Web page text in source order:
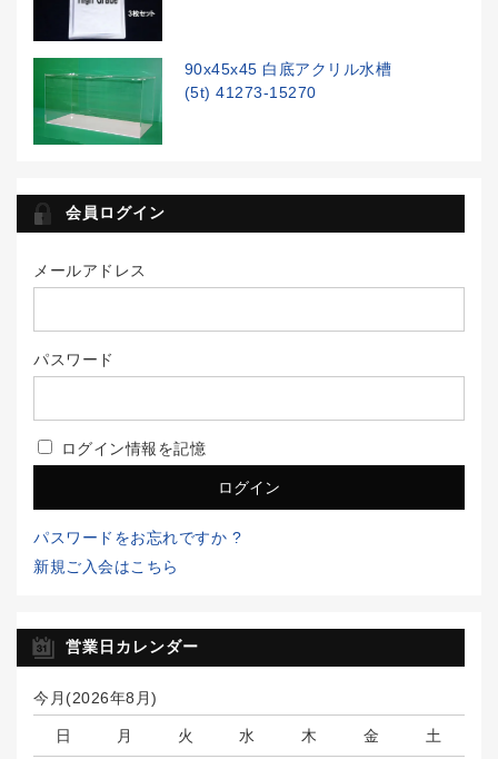
90x45x45 白底アクリル水槽
(5t) 41273-15270
会員ログイン
メールアドレス
パスワード
ログイン情報を記憶
パスワードをお忘れですか ?
新規ご入会はこちら
営業日カレンダー
今月(2026年8月)
日 月 火 水 木 金 土